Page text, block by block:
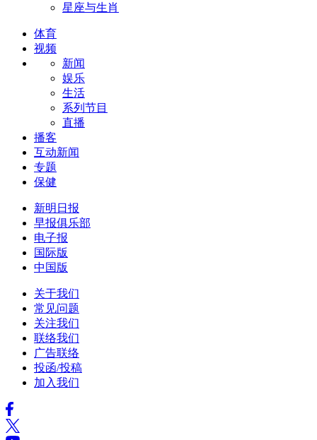
星座与生肖
体育
视频
新闻
娱乐
生活
系列节目
直播
播客
互动新闻
专题
保健
新明日报
早报俱乐部
电子报
国际版
中国版
关于我们
常见问题
关注我们
联络我们
广告联络
投函/投稿
加入我们